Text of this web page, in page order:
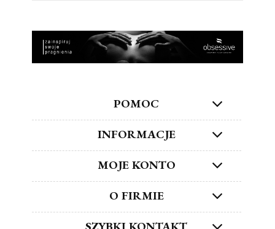
POMOC
INFORMACJE
MOJE KONTO
O FIRMIE